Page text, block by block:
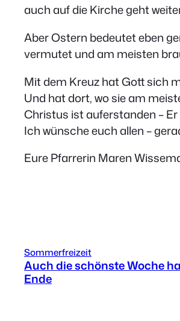
auch auf die Kirche geht
Aber Ostern bedeutet eben
vermutet und am meisten
Mit dem Kreuz hat Gott sich
Und hat dort, wo sie am
Christus ist auferstanden –
Ich wünsche euch allen –
Eure Pfarrerin Maren
Sommerfreizeit
Auch die schönste Woche
Ende